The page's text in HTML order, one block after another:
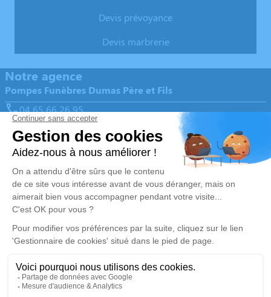
Devis prévoyance
Devis marbrerie
Notre agence
Pompes Funèbres Dumas Père et Fils
04 65 66 26 95
pf.familiale.dumas@gmail.com
18 Rue Jules Ferry - 13120 - Gardanne
5/5 - 344 avis
Nos Services
Organiser des obsèques
Monuments funéraires
Services aux familles
Liens utiles
Avis de décès
Demande de rendez-vous en
Nos réseaux sociaux
Politique de traitement des données personnelles
Politique d’utilisation des cookies